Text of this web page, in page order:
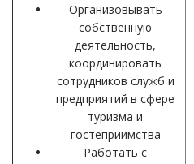
Организовывать
собственную
деятельность,
координировать
сотрудников служб и
предприятий в сфере
туризма и
гостеприимства
Работать с